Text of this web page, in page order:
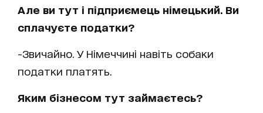
Але ви тут і підприємець німецький. Ви
сплачуєте податки?
-Звичайно. У Німеччині навіть собаки
податки платять.
Яким бізнесом тут займаєтесь?